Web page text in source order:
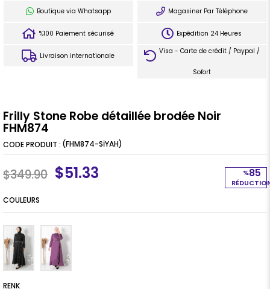
Boutique via Whatsapp Magasiner Par Téléphone
%100 Paiement sécurisé Expédition 24 Heures
Livraison internationale
Visa - Carte de crédit / Paypal /
Sofort
Frilly Stone Robe détaillée brodée Noir
FHM874
(FHM874-SİYAH)
%85
$349.90 $51.33
COULEURS
RENK